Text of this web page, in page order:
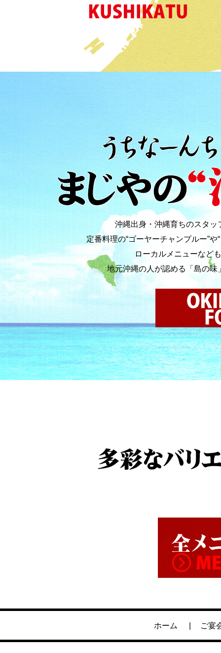
沖縄出身・沖縄育ちのスタ
定番料理の“ゴーヤーチャンプルー”
ローカルメニューなど
地元沖縄の人が認める「島の
ホーム ご宴